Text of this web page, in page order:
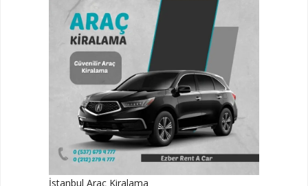
İstanbul Araç Kiralama